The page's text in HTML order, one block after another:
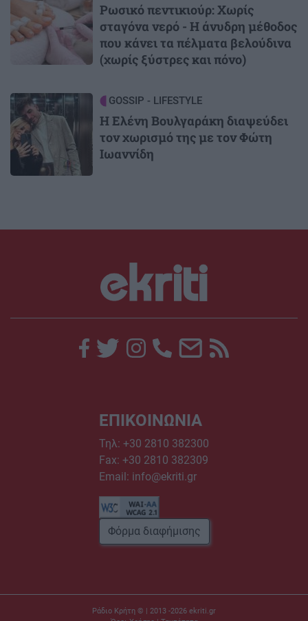
Ρωσικό πεντικιούρ: Χωρίς
σταγόνα νερό - Η άνυδρη μέθοδος
που κάνει τα πέλματα βελούδινα
(χωρίς ξύστρες και πόνο)
Image GOSSIP - LIFESTYLE
Η Ελένη Βουλγαράκη διαψεύδει
τον χωρισμό της με τον Φώτη
Ιωαννίδη
ΕΠΙΚΟΙΝΩΝΙΑ
Τηλ: +30 2810 382300
Fax: +30 2810 382309
Email: info@ekriti.gr
Φόρμα διαφήμισης
Ράδιο Κρήτη © | 2013 -2026 ekriti.gr